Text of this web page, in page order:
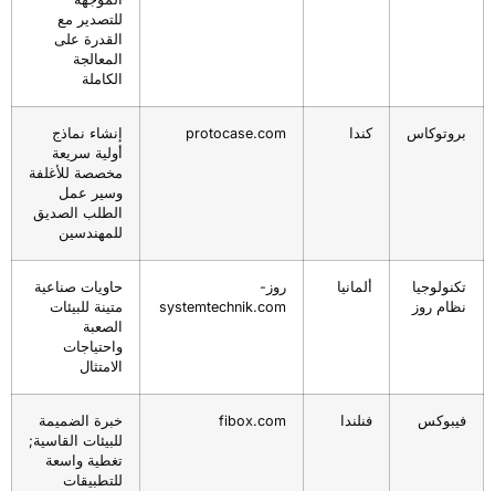
للتصدير مع
القدرة على
المعالجة
الكاملة
بروتوكاس كندا protocase.com
إنشاء نماذج
أولية سريعة
مخصصة للأغلفة
وسير عمل
الطلب الصديق
للمهندسين
تكنولوجيا
نظام روز
ألمانيا
روز-
systemtechnik.com
حاويات صناعية
متينة للبيئات
الصعبة
واحتياجات
الامتثال
فيبوكس فنلندا fibox.com
خبرة الضميمة
للبيئات القاسية;
تغطية واسعة
للتطبيقات